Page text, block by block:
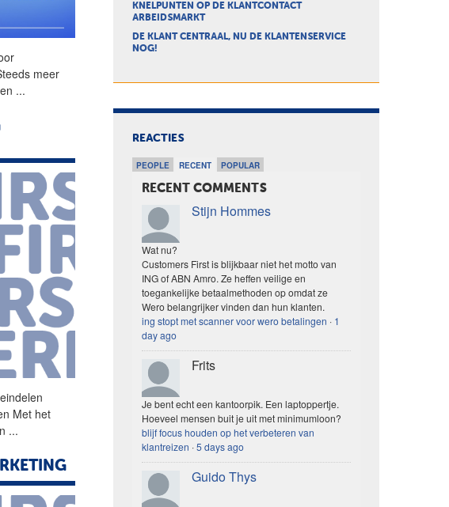
meer
...
Met het
...
KNELPUNTEN OP DE KLANTCONTACT
ARBEIDSMARKT
DE KLANT CENTRAAL, NU DE KLANTENSERVICE
NOG!
REACTIES
PEOPLE RECENT POPULAR
RECENT COMMENTS
Stijn Hommes
Wat nu?
Customers First is blijkbaar niet het motto van
ING of ABN Amro. Ze heffen veilige en
toegankelijke betaalmethoden op omdat ze
Wero belangrijker vinden dan hun klanten.
ing stopt met scanner voor wero betalingen · 1
day ago
Frits
Je bent echt een kantoorpik. Een laptoppertje.
Hoeveel mensen buit je uit met minimumloon?
blijf focus houden op het verbeteren van
klantreizen ·5 days ago
Guido Thys